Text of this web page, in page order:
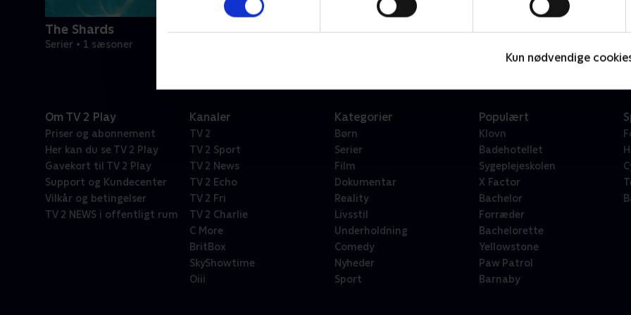
Kun nødvendige
The Shards
Serier • 1 sæsoner
Om TV 2 Play
Priser og abonnement
Her kan du se TV 2 Play
Gavekort til TV 2 Play
Support og Kundecenter
Vilkår og betingelser
TV 2 NEWS i offentligt rum
Kanaler
TV 2
TV 2 Sport
TV 2 News
TV 2 Echo
TV 2 Fri
TV 2 Charlie
C More
BritBox
SkyShowtime
Oiii
Kategorier
Børn
Serier
Film
Dokumentar
Reality
Livsstil
Underholdning
Comedy
Nyheder
Sport
Populært
Klovn
Badehotellet
Sygeplejeskolen
X Factor
Bachelor
Forræder
Bachelorette
Yellowstone
Paw Patrol
Barnaby